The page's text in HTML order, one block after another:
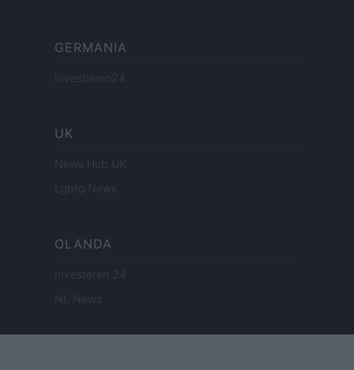
GERMANIA
Investieren24
UK
News Hub UK
Lgbtq News
OLANDA
Investeren 24
NL Newz